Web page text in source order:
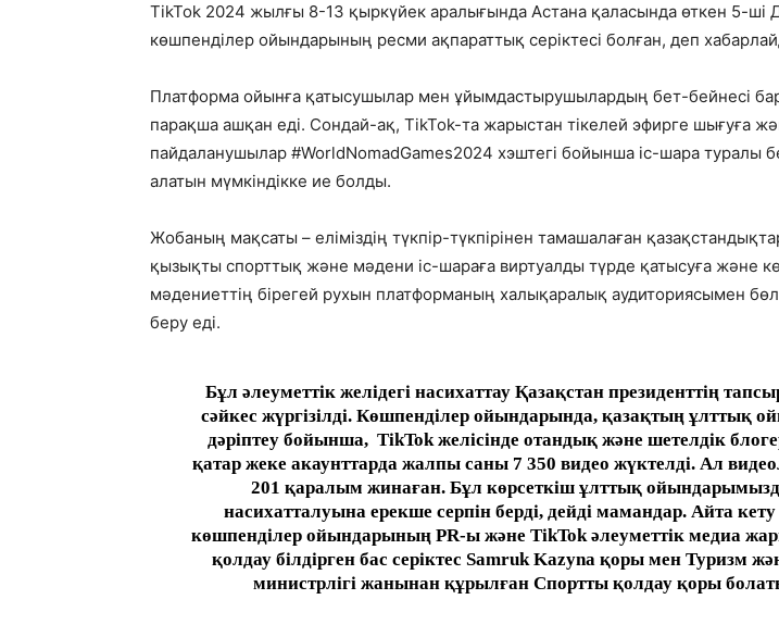
TikTok 2024 жылғы 8-13 қыркүйек аралығында Астана қаласында өткен 5-ші
көшпенділер ойындарының ресми ақпараттық серіктесі болған, деп
Платформа ойынға қатысушылар мен ұйымдастырушылардың бет-бейнесі
парақша ашқан еді. Сондай-ақ, TikTok-та жарыстан тікелей эфирге шығуға
пайдаланушылар #WorldNomadGames2024 хэштегі бойынша іс-шара туралы
алатын мүмкіндікке ие болды.
Жобаның мақсаты – еліміздің түкпір-түкпірінен тамашалаған
қызықты спорттық және мәдени іс-шараға виртуалды түрде қатысуға және
мәдениеттің бірегей рухын платформаның халықаралық аудиториясымен
беру еді.
Бұл әлеуметтік желідегі насихаттау Қазақстан президенттің
сәйкес жүргізілді. Көшпенділер ойындарында, қазақтың ұлттық
дәріптеу бойынша, TikTok желісінде отандық және шетелдік
қатар жеке акаунттарда жалпы саны 7 350 видео жүктелді. Ал
201 қаралым жинаған. Бұл көрсеткіш ұлттық
насихатталуына ерекше серпін берді, дейді мамандар. Айта кету
көшпенділер ойындарының PR-ы және TikTok әлеуметтік медиа
қолдау білдірген бас серіктес Samruk Kazyna қоры мен Туризм
министрлігі жанынан құрылған Спортты қолдау қоры